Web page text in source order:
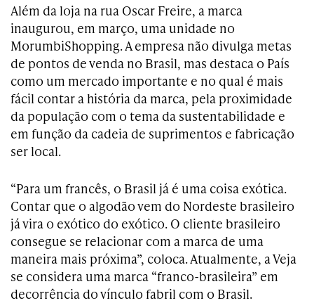
Além da loja na rua Oscar Freire, a marca
inaugurou, em março, uma unidade no
MorumbiShopping. A empresa não divulga metas
de pontos de venda no Brasil, mas destaca o País
como um mercado importante e no qual é mais
fácil contar a história da marca, pela proximidade
da população com o tema da sustentabilidade e
em função da cadeia de suprimentos e fabricação
ser local.
“Para um francês, o Brasil já é uma coisa exótica.
Contar que o algodão vem do Nordeste brasileiro
já vira o exótico do exótico. O cliente brasileiro
consegue se relacionar com a marca de uma
maneira mais próxima”, coloca. Atualmente, a Veja
se considera uma marca “franco-brasileira” em
decorrência do vínculo fabril com o Brasil.